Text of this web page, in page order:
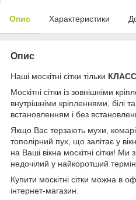
Опис Характеристики
Опис
Наші москітні сітки тільки
Москітні сітки із зовнішніми
внутрішніми кріпленнями, білі та
встановленням і без
Якщо Вас терзають мухи,
тополірний пух, що залітає у
на Ваші вікна москітні сітки!
недочілий у найкоротший термін.
Купити москітні сітки можна в
інтернет-магазин.